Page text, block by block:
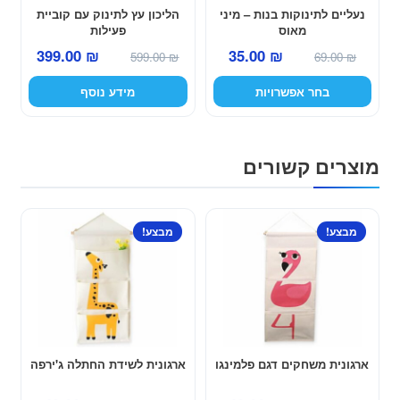
נעליים לתינוקות בנות – מיני
מאוס
69.00₪
המחיר
המקורי
היה:
35.00 ₪
המחיר
הנוכחי
הוא:
בחר אפשרויות
את
האפשרויות
הליכון עץ לתינוק עם קוביית
פעילות
599.00₪
המחיר
המקורי
היה:
399.00 ₪
הוא:
מידע נוסף
מוצרים קשורים
ארגונית משחקים דגם פלמינגו
מבצע!
ארגונית לשידת החתלה ג'ירפה
מבצע!